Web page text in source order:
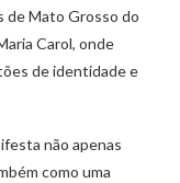
de Mato Grosso do
Carol, onde
de identidade e
não apenas
como uma